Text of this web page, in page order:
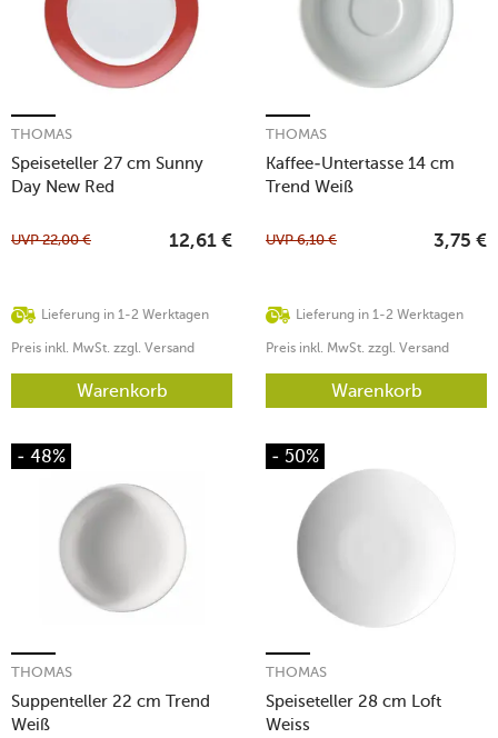
Speiseteller 27 cm Sunny
Day New Red
THOMAS
Lieferung in 1-2 Werktagen
UVP22,00 € 12,61 €
Preis inkl. MwSt. zzgl. Versand
Warenkorb
Kaffee-Untertasse 14 cm
Trend Weiß
THOMAS
Lieferung in 1-2 Werktagen
UVP6,10 € 3,75 €
Preis inkl. MwSt. zzgl. Versand
Warenkorb
- 48%
Suppenteller 22 cm Trend
Weiß
THOMAS
- 50%
Speiseteller 28 cm Loft
Weiss
THOMAS